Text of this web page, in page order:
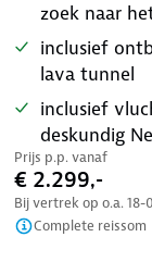
zoek naar
inclusief
lava tunnel
inclusief
deskundig
Prijs p.p. vanaf
€ 2.299,-
Bij vertrek op o.a. 18-
Complete reissom